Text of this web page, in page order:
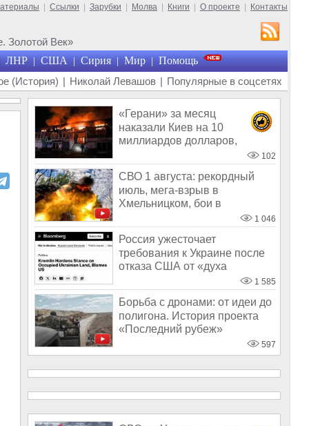
Ссылки Зарубки Молва Книги О проекте Контакты
Золотой Век»
ЛНР | США | Сирия | Мир | Помощь
(История) | Николай Левашов | Популярные в соцсетях
«Герани» за месяц
наказали Киев на 10
миллиардов долларов,
экономика Украины обнуля 102
СВО 1 августа: рекордный
июль, мега-взрыв в
Хмельницком, бои в
1 046
Россия ужесточает
требования к Украине после
отказа США от «духа
1 585
Борьба с дронами: от идеи до
полигона. История проекта
«Последний рубеж»
597